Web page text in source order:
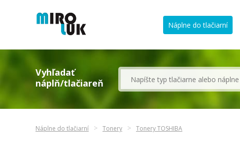
Náplne do tlačiarní
Vyhľadať
náplň/tlačiareň
Náplne do tlačiarní Tonery Tonery TOSHIBA